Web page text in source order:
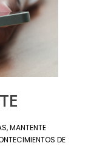
MANTENTE
DE